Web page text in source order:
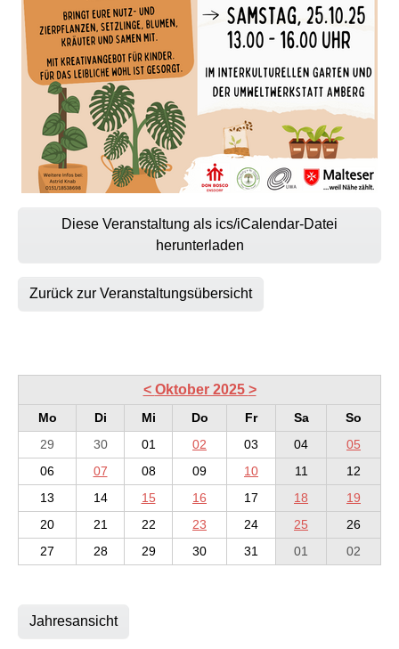
Diese Veranstaltung als ics/iCalendar-Datei
herunterladen
Zurück zur Veranstaltungsübersicht
< Oktober 2025 >
Mo Di Mi Do Fr Sa
So
29
30 01 02 03 04
05
06
07 08 09 10 11
12
13
14 15 16 17 18
19
20
21 22 23 24 25
26
27
28 29 30 31 01 02
Jahresansicht